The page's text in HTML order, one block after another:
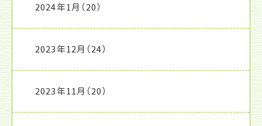
2024年1月 （20）
2023年12月 （24）
2023年11月 （20）